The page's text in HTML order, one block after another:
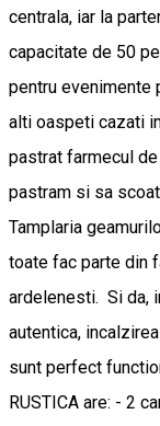
centrala, iar la
capacitate de 50
pentru evenimente
alti oaspeti cazati
pastrat farmecul
pastram si sa
Tamplaria
toate fac parte din
ardelenesti. Si da,
autentica,
sunt perfect
RUSTICA are: - 2